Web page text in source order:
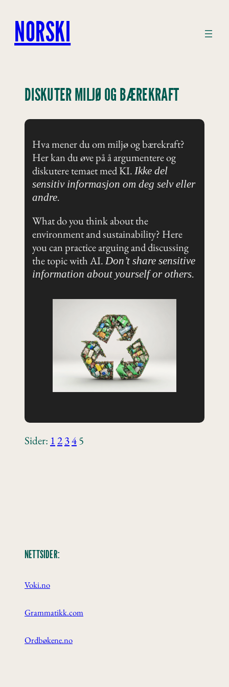
innhold
NORSKI
DISKUTER MILJØ OG BÆREKRAFT
Hva mener du om miljø og bærekraft?
Her kan du øve på å argumentere og
diskutere temaet med KI. Ikke del
sensitiv informasjon om deg selv eller
andre.
What do you think about the
environment and sustainability? Here
you can practice arguing and discussing
the topic with AI. Don’t share sensitive
information about yourself or others.
Sider: 12345
NETTSIDER:
Voki.no
Grammatikk.com
Ordbøkene.no